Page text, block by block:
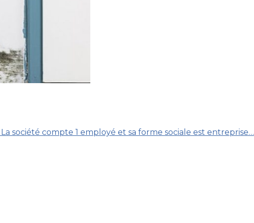
société compte 1 employé et sa forme sociale est entreprise…